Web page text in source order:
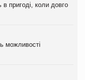
в пригоді, коли довго
можливості